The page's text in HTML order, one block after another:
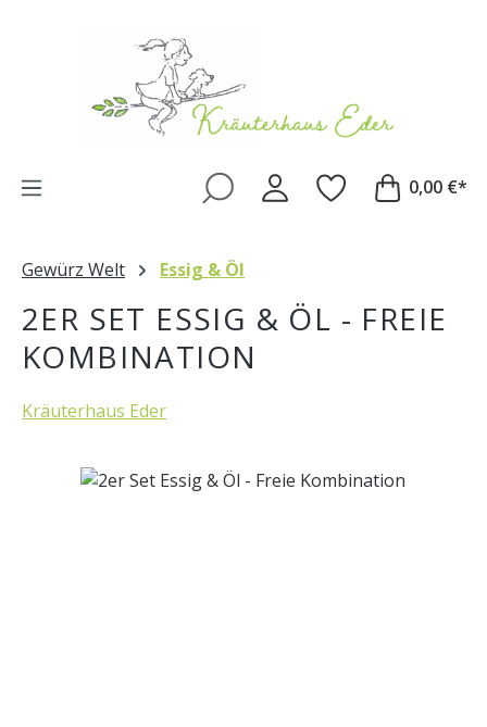
0,00 €*
Gewürz Welt Essig & Öl
2ER SET ESSIG & ÖL - FREIE
KOMBINATION
Kräuterhaus Eder
Bildergalerie überspringen